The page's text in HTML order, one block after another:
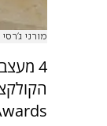
מורני ג׳רסי
4